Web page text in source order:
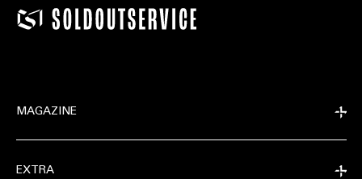
MAGAZINE
EXTRA